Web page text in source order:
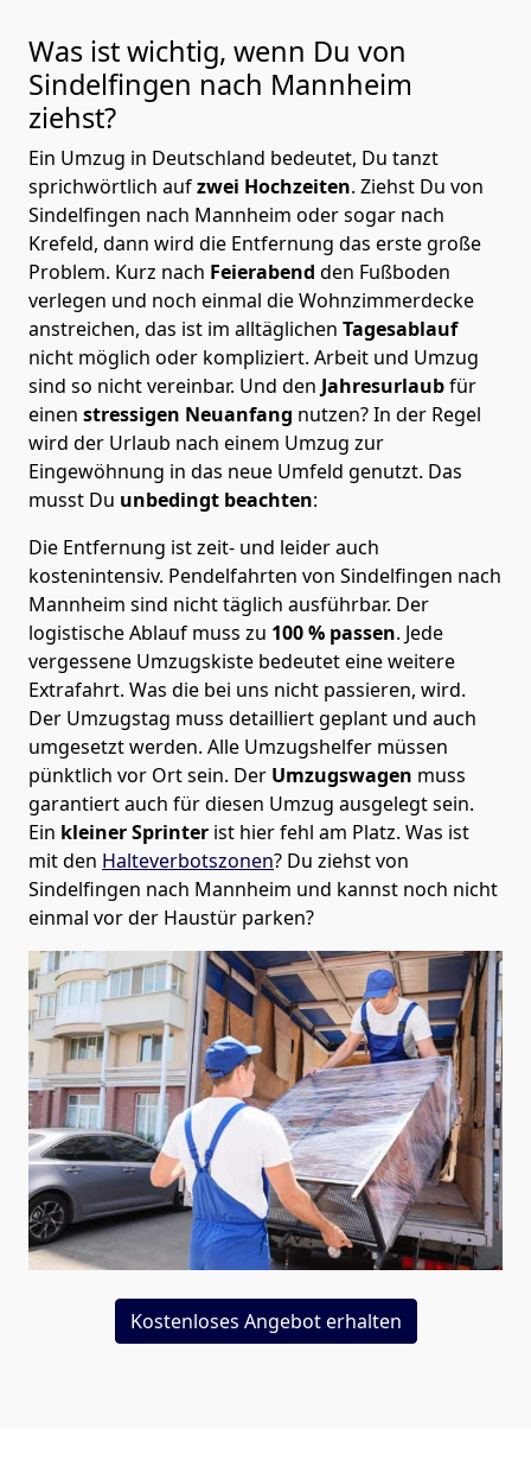
Was ist wichtig, wenn Du von
Sindelfingen nach Mannheim
ziehst?
Ein Umzug in Deutschland bedeutet, Du tanzt
sprichwörtlich aufzwei Hochzeiten. Ziehst Du von
Sindelfingen nach Mannheim oder sogar nach
Krefeld, dann wird die Entfernung das erste große
Problem. Kurz nach Feierabend den Fußboden
verlegen und noch einmal die Wohnzimmerdecke
anstreichen, das ist im alltäglichen Tagesablauf
nicht möglich oder kompliziert. Arbeit und Umzug
sind so nicht vereinbar. Und den Jahresurlaubfür
einen stressigen Neuanfang nutzen? In der Regel
wird der Urlaub nach einem Umzug zur
Eingewöhnung in das neue Umfeld genutzt. Das
musst Du unbedingt beachten:
Die Entfernung ist zeit- und leider auch
kostenintensiv. Pendelfahrten von Sindelfingen nach
Mannheim sind nicht täglich ausführbar. Der
logistische Ablauf muss zu 100 % passen. Jede
vergessene Umzugskiste bedeutet eine weitere
Extrafahrt. Was die bei uns nicht passieren, wird.
Der Umzugstag muss detailliert geplant und auch
umgesetzt werden. Alle Umzugshelfer müssen
pünktlich vor Ort sein. Der Umzugswagen muss
garantiert auch für diesen Umzug ausgelegt sein.
Ein kleiner Sprinter ist hier fehl am Platz. Was ist
mit den Halteverbotszonen? Du ziehst von
Sindelfingen nach Mannheim und kannst noch nicht
einmal vor der Haustür parken?
Kostenloses Angebot erhalten